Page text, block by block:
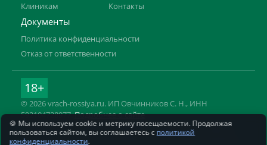
Клиникам
Контакты
Документы
Политика конфиденциальности
Отказ от ответственности
18+
© 2026 vrach-rossiya.ru. ИП Овчинников С. Н., ИНН
592104728977.Подробнее о сайте
Информация на сайте не заменяет приём врача. Имеются
противопоказания, необходима консультация специалиста.
🍪 Мы используем cookie и метрику посещаемости. Продолжая
пользоваться сайтом, вы соглашаетесь с политикой
конфиденциальности.